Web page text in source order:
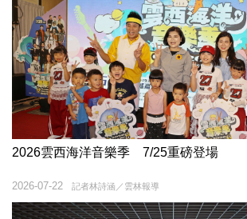
2026雲西海洋音樂季 7/25重磅登場
記者林詩涵／雲林報導
2026-07-22